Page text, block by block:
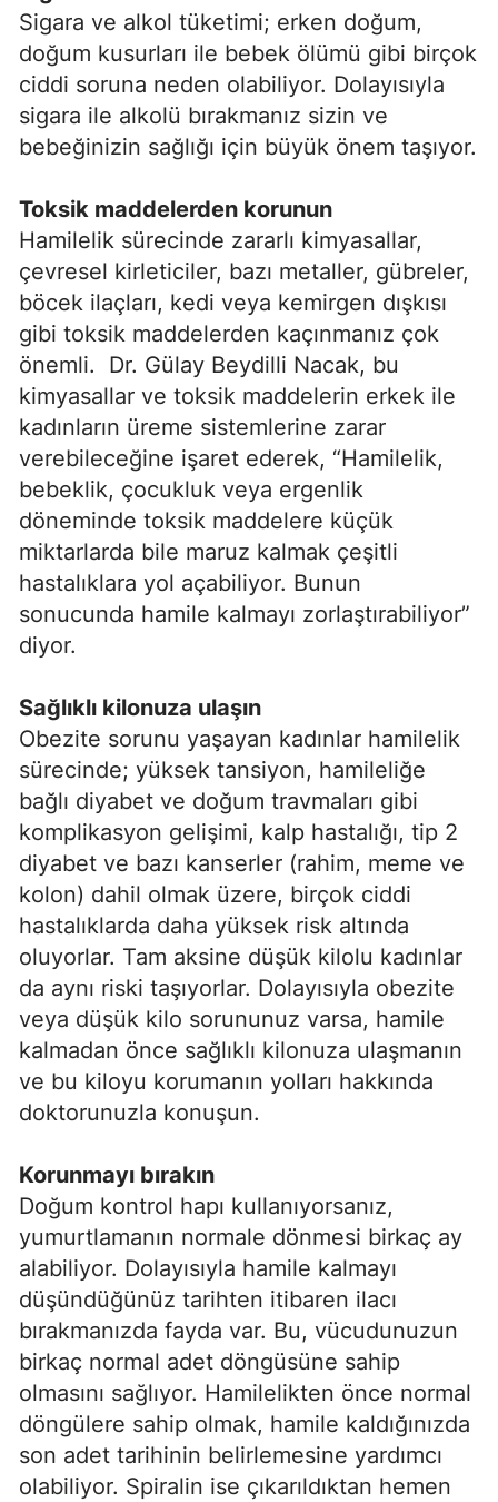
Sigara ve alkol tüketimi; erken doğum,
doğum kusurları ile bebek ölümü gibi birçok
ciddi soruna neden olabiliyor. Dolayısıyla
sigara ile alkolü bırakmanız sizin ve
bebeğinizin sağlığı için büyük önem taşıyor.
Toksik maddelerden korunun
Hamilelik sürecinde zararlı kimyasallar,
çevresel kirleticiler, bazı metaller, gübreler,
böcek ilaçları, kedi veya kemirgen dışkısı
gibi toksik maddelerden kaçınmanız çok
önemli. Dr. Gülay Beydilli Nacak, bu
kimyasallar ve toksik maddelerin erkek ile
kadınların üreme sistemlerine zarar
verebileceğine işaret ederek, “Hamilelik,
bebeklik, çocukluk veya ergenlik
döneminde toksik maddelere küçük
miktarlarda bile maruz kalmak çeşitli
hastalıklara yol açabiliyor. Bunun
sonucunda hamile kalmayı zorlaştırabiliyor”
diyor.
Sağlıklı kilonuza ulaşın
Obezite sorunu yaşayan kadınlar hamilelik
sürecinde; yüksek tansiyon, hamileliğe
bağlı diyabet ve doğum travmaları gibi
komplikasyon gelişimi, kalp hastalığı, tip 2
diyabet ve bazı kanserler (rahim, meme ve
kolon) dahil olmak üzere, birçok ciddi
hastalıklarda daha yüksek risk altında
oluyorlar. Tam aksine düşük kilolu kadınlar
da aynı riski taşıyorlar. Dolayısıyla obezite
veya düşük kilo sorununuz varsa, hamile
kalmadan önce sağlıklı kilonuza ulaşmanın
ve bu kiloyu korumanın yolları hakkında
doktorunuzla konuşun.
Korunmayı bırakın
Doğum kontrol hapı kullanıyorsanız,
yumurtlamanın normale dönmesi birkaç ay
alabiliyor. Dolayısıyla hamile kalmayı
düşündüğünüz tarihten itibaren ilacı
bırakmanızda fayda var. Bu, vücudunuzun
birkaç normal adet döngüsüne sahip
olmasını sağlıyor. Hamilelikten önce normal
döngülere sahip olmak, hamile kaldığınızda
son adet tarihinin belirlemesine yardımcı
olabiliyor. Spiralin ise çıkarıldıktan hemen